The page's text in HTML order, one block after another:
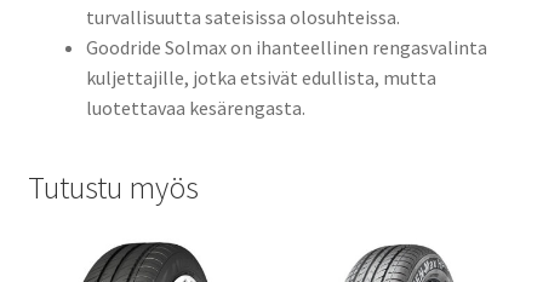
turvallisuutta sateisissa olosuhteissa.
Goodride Solmax on ihanteellinen rengasvalinta
kuljettajille, jotka etsivät edullista, mutta
luotettavaa kesärengasta.
Tutustu myös